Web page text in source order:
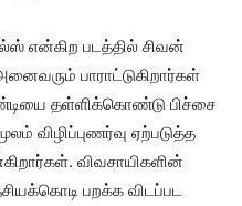
என்கிற படத்தில் சிவன்
பாராட்டுகிறார்கள்
தள்ளிக்கொண்டு பிச்சை
விழிப்புணர்வு ஏற்படுத்த
விவசாயிகளின்
பறக்க விடப்பட